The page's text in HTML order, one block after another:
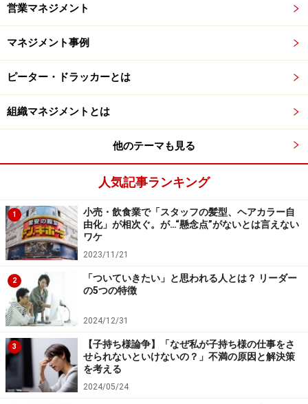
車業界を震撼（しんかん）させた認証検査不正問題
や、
神戸製鋼、三菱電機など日本を代表するような名門企業
で相次いでいる製品検査不正の類
これら大企業は、基本的にオーナー系ではなくトップは
あくまでサラリーマンであり、絶対権力者が不在のケー
その理由と思しきものに、それら企業の共通項として“戦
後復興の中で昭和の高度成長を支えてきた”という特性が
あります。第二次大戦後に急成長した名門企業たちは、
その組織管理において、旧軍隊をはじめとした国家組織
を手本としていました。
そしてその基本をなす考えは、「本社＞現場」という絶
対的なヒエラルキーであり、言い換えれば、本社は頭脳
で現場は手足という考え方が、長らく多くの企業組織を
支配してきたのです。したがって、絶対権力者のトップ
がいない組織においても、無言の上意下達意識は存在す
るのです。
営業マネジメント
マネジメント事例
ピーター・ドラッカーとは
組織マネジメントとは
他のテーマも見る
人気記事ランキング
1
小売・飲食業で「スタッフの髪型、ヘアカラー自
由化」が相次ぐ。が…“懸念点”がないとは言えない
ワケ
2023/11/21
2
「ついていきたい」と思われる人とは？ リーダー
の5つの特徴
2024/12/31
3
【子持ち様論争】「なぜ私が子持ち様の仕事をさ
せられないといけないの？」不満の原因と解決策
を考える
2024/05/24